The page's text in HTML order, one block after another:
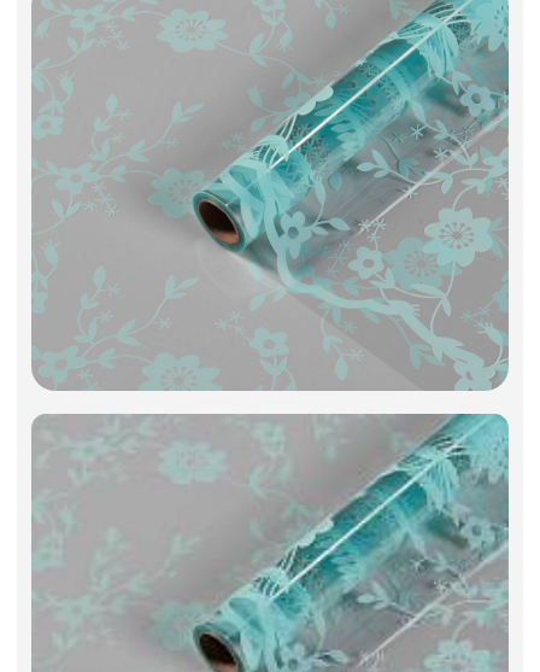
Фоамиран